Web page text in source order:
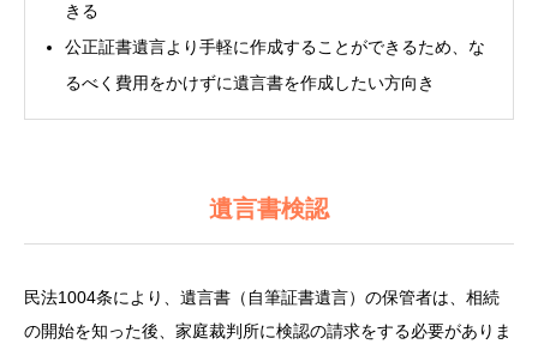
きる
公正証書遺言より手軽に作成することができるため、な
るべく費用をかけずに遺言書を作成したい方向き
遺言書検認
民法1004条により、遺言書（自筆証書遺言）の保管者は、相続
の開始を知った後、家庭裁判所に検認の請求をする必要がありま